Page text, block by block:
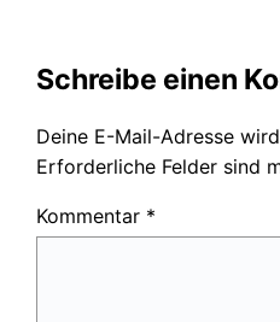
Schreibe einen
Deine E-Mail-Adresse
Erforderliche Felder sind
Kommentar *